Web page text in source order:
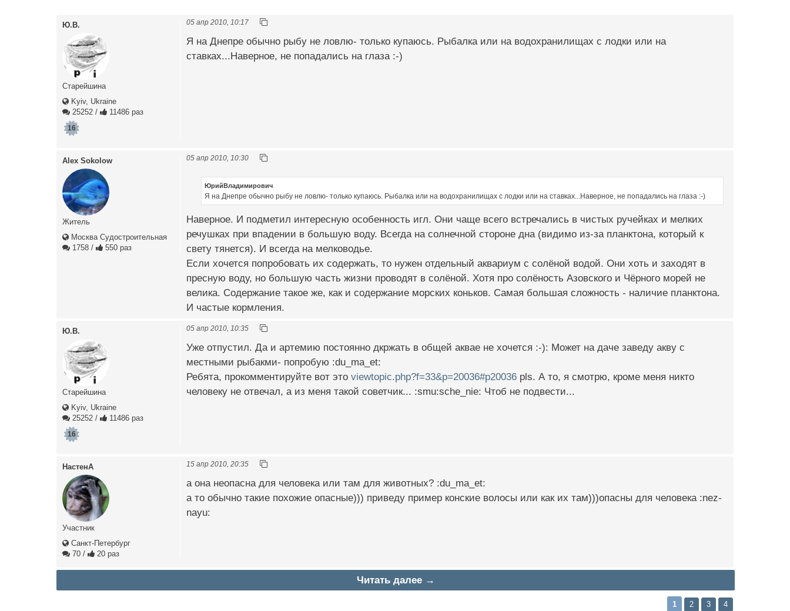
Ю.В.
Старейшина
Kyiv, Ukraine
25252 / 11486 раз
16
05 апр 2010, 10:17
Я на Днепре обычно рыбу не ловлю- только купаюсь. Рыбалка или на водохранилищах с лодки или на
ставках...Наверное, не попадались на глаза :-)
Alex Sokolow
Житель
Москва Судостроительная
1758 / 550 раз
05 апр 2010, 10:30
ЮрийВладимирович
Я на Днепре обычно рыбу не ловлю- только купаюсь. Рыбалка или на водохранилищах с лодки или на ставках...Наверное, не попадались на глаза :-)
Наверное. И подметил интересную особенность игл. Они чаще всего встречались в чистых ручейках и мелких
речушках при впадении в большую воду. Всегда на солнечной стороне дна (видимо из-за планктона, который к
свету тянется). И всегда на мелководье.
Если хочется попробовать их содержать, то нужен отдельный аквариум с солёной водой. Они хоть и заходят в
пресную воду, но большую часть жизни проводят в солёной. Хотя про солёность Азовского и Чёрного морей не
велика. Содержание такое же, как и содержание морских коньков. Самая большая сложность - наличие планктона.
И частые кормления.
Ю.В.
Старейшина
Kyiv, Ukraine
25252 / 11486 раз
16
05 апр 2010, 10:35
Уже отпустил. Да и артемию постоянно дкржать в общей аквае не хочется :-): Может на даче заведу акву с
местными рыбакми- попробую :du_ma_et:
Ребята, прокомментируйте вот это viewtopic.php?f=33&p=20036#p20036 pls. А то, я смотрю, кроме меня никто
человеку не отвечал, а из меня такой советчик... :smu:sche_nie: Чтоб не подвести...
НастенА
Участник
Санкт-Петербург
70 / 20 раз
15 апр 2010, 20:35
а она неопасна для человека или там для животных? :du_ma_et:
а то обычно такие похожие опасные))) приведу пример конские волосы или как их там)))опасны для человека :nez-
nayu:
Читать далее →
1 2 3 4